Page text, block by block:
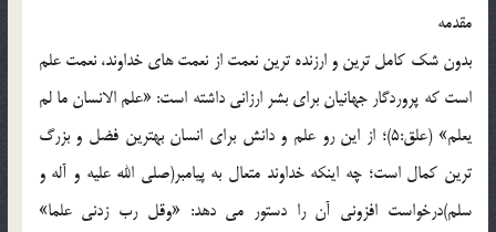
مقدمه
بدون شک کامل ترین و ارزنده ترین نعمت از نعمت های خداوند، نعمت علم
است که پروردگار جهانیان برای بشر ارزانی داشته است: «علم الانسان ما لم
یعلم» (علق:5)؛ از این رو علم و دانش برای انسان بهترین فضل و بزرگ
ترین کمال است؛ چه اینکه خداوند متعال به پیامبر(صلی الله علیه و آله و
سلم)درخواست افزونی آن را دستور می دهد: «وقل رب زدنی علما»